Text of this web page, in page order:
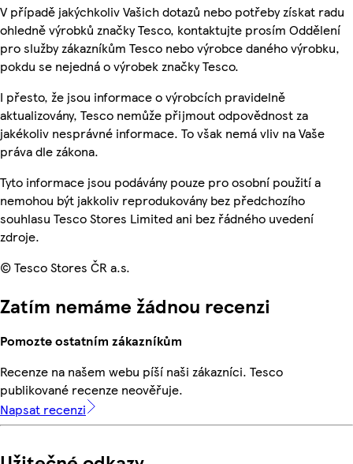
V případě jakýchkoliv Vašich dotazů nebo potřeby získat radu
ohledně výrobků značky Tesco, kontaktujte prosím Oddělení
pro služby zákazníkům Tesco nebo výrobce daného výrobku,
pokdu se nejedná o výrobek značky Tesco.
I přesto, že jsou informace o výrobcích pravidelně
aktualizovány, Tesco nemůže přijmout odpovědnost za
jakékoliv nesprávné informace. To však nemá vliv na Vaše
práva dle zákona.
Tyto informace jsou podávány pouze pro osobní použití a
nemohou být jakkoliv reprodukovány bez předchozího
souhlasu Tesco Stores Limited ani bez řádného uvedení
zdroje.
© Tesco Stores ČR a.s.
Zatím nemáme žádnou recenzi
Pomozte ostatním zákazníkům
Recenze na našem webu píší naši zákazníci. Tesco
publikované recenze neověřuje.
Napsat recenzi